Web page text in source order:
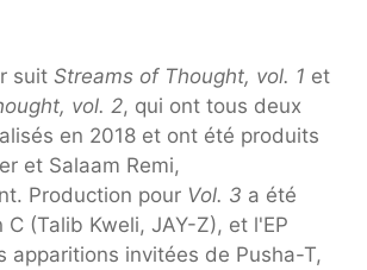
suit Streams of Thought, vol. 1 et
vol. 2, qui ont tous deux
en 2018 et ont été produits
et Salaam Remi,
Production pour Vol. 3 a été
C (Talib Kweli, JAY-Z), et l'EP
apparitions invitées de Pusha-T,